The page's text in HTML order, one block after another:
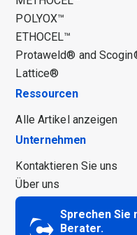
POLYOX™
ETHOCEL™
Protaweld® and
Lattice®
Ressourcen
Alle Artikel anzeigen
Unternehmen
Kontaktieren Sie uns
Über uns
Sprechen Sie
Berater.